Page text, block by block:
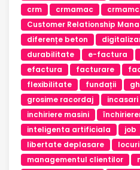
crm
crmamac
crmamc
Customer Relationship
diferențe beton
durabilitate
e-factura
efactura
facturare
flexibilitate
fundații
grosime racordaj
incasari
inchiriere masini
inteligenta artificiala
job
libertate deplasare
managementul clientilor